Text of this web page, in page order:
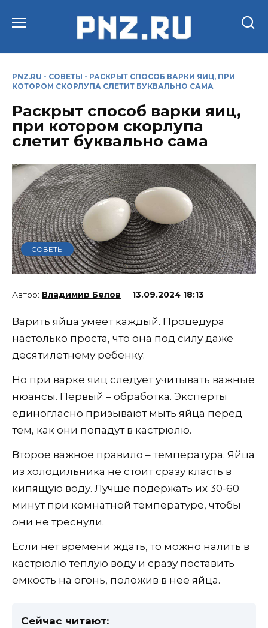
PNZ.RU - СОВЕТЫ - РАСКРЫТ СПОСОБ ВАРКИ ЯИЦ, ПРИ
КОТОРОМ СКОРЛУПА СЛЕТИТ БУКВАЛЬНО САМА
Раскрыт способ варки яиц,
при котором скорлупа
слетит буквально сама
СОВЕТЫ
Владимир Белов 13.09.2024 18:13
Варить яйца умеет каждый. Процедура
настолько проста, что она под силу даже
десятилетнему ребенку.
Но при варке яиц следует учитывать важные
нюансы. Первый – обработка. Эксперты
единогласно призывают мыть яйца перед
тем, как они попадут в кастрюлю.
Второе важное правило – температура. Яйца
из холодильника не стоит сразу класть в
кипящую воду. Лучше подержать их 30-60
минут при комнатной температуре, чтобы
они не треснули.
Если нет времени ждать, то можно налить в
кастрюлю теплую воду и сразу поставить
емкость на огонь, положив в нее яйца.
Сейчас читают: